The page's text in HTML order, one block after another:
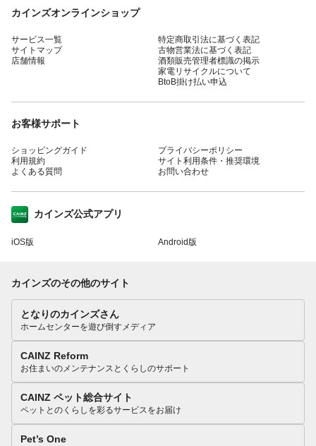
カインズオンラインショップ
サービス一覧
サイトマップ
店舗情報
特定商取引法に基づく表記
古物営業法に基づく表記
酒類販売管理者標識の掲示
家電リサイクルについて
BtoB掛け払い申込
お客様サポート
ショッピングガイド
利用規約
よくある質問
プライバシーポリシー
サイト利用条件・推奨環境
お問い合わせ
カインズ公式アプリ
iOS版 Android版
カインズのその他のサイト
となりのカインズさん
ホームセンターを遊び倒すメディア
CAINZ Reform
お住まいのメンテナンスとくらしのサポート
CAINZ ペット総合サイト
ペットとのくらしを彩るサービスをお届け
Pet’s One